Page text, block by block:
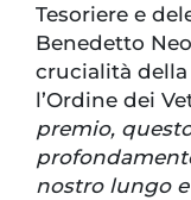
Tesoriere e
Benedetto
crucialità
l’Ordine dei
premio,
nostro lungo